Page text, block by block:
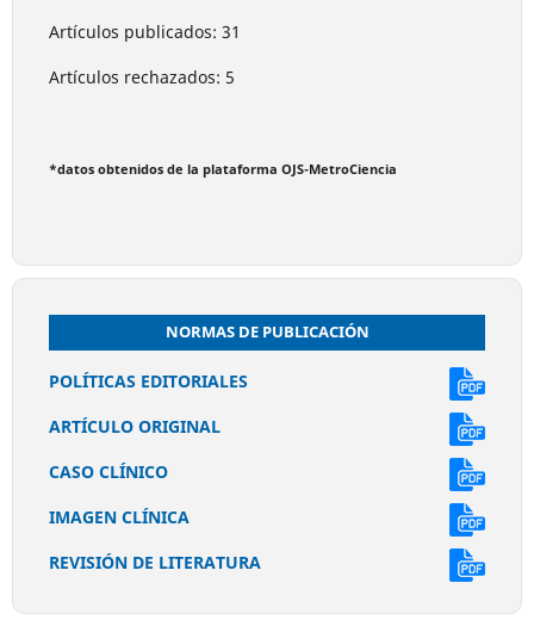
Artículos publicados: 31
Artículos rechazados: 5
*datos obtenidos de la plataforma OJS-MetroCiencia
NORMAS DE PUBLICACIÓN
POLÍTICAS EDITORIALES
ARTÍCULO ORIGINAL
CASO CLÍNICO
IMAGEN CLÍNICA
REVISIÓN DE LITERATURA